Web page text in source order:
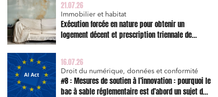
21.07.26
Immobilier et habitat
Exécution forcée en nature pour obtenir un
logement décent et prescription triennale de
16.07.26
Droit du numérique, données et conformité
#8 : Mesures de soutien à l’innovation : pourquoi le
bac à sable réglementaire est d’abord un sujet de